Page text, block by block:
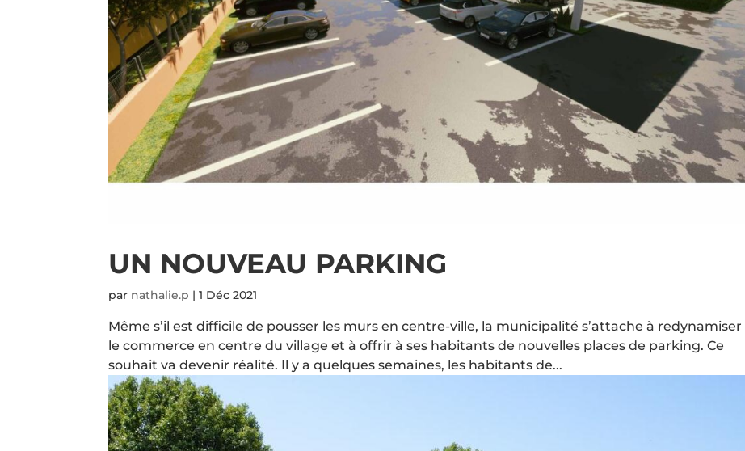
UN NOUVEAU PARKING
par nathalie.p |1 Déc 2021
Même s’il est difficile de pousser les murs en centre-ville, la municipalité s’attache à redynamiser
le commerce en centre du village et à offrir à ses habitants de nouvelles places de parking. Ce
souhait va devenir réalité. Il y a quelques semaines, les habitants de...